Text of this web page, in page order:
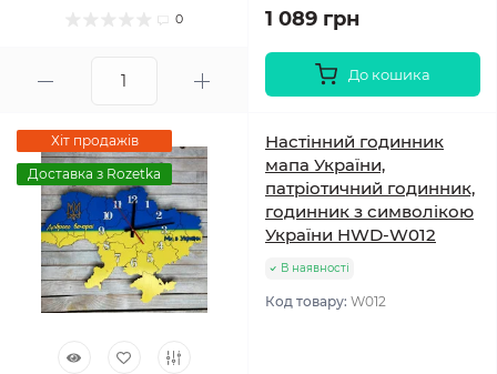
0 1 089 грн
До кошика
Хіт продажів
Доставка з Rozetka
Настінний годинник
мапа України,
патріотичний годинник,
годинник з символікою
України HWD-W012
В наявності
Код товару: W012